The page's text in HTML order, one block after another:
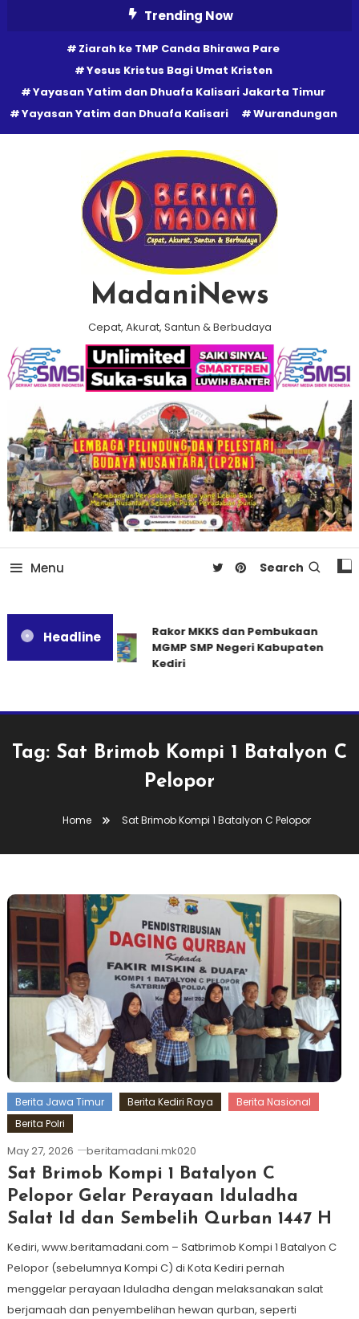
Trending Now
Ziarah ke TMP Canda Bhirawa Pare
Yesus Kristus Bagi Umat Kristen
Yayasan Yatim dan Dhuafa Kalisari Jakarta Timur
Yayasan Yatim dan Dhuafa Kalisari
Wurandungan
MadaniNews
Cepat, Akurat, Santun & Berbudaya
Menu Search
Headline
Rakor MKKS dan Pembukaan
MGMP SMP Negeri Kabupaten
Kediri
Tag: Sat Brimob Kompi 1 Batalyon C
Pelopor
Home Sat Brimob Kompi 1 Batalyon C Pelopor
Berita Jawa Timur Berita Kediri Raya
Berita Nasional
Berita Polri
May 27, 2026 beritamadani.mk020
Sat Brimob Kompi 1 Batalyon C
Pelopor Gelar Perayaan Iduladha
Salat Id dan Sembelih Qurban 1447 H
Kediri, www.beritamadani.com – Satbrimob Kompi 1 Batalyon C
Pelopor (sebelumnya Kompi C) di Kota Kediri pernah
menggelar perayaan Iduladha dengan melaksanakan salat
berjamaah dan penyembelihan hewan qurban, seperti